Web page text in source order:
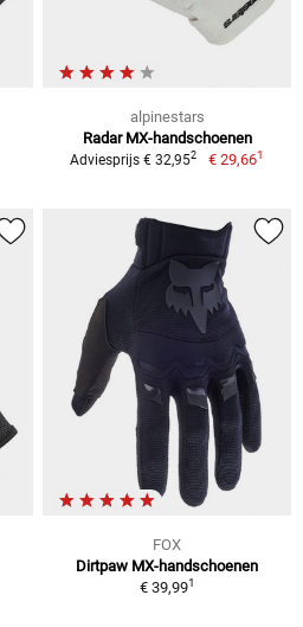
alpinestars
Radar MX-handschoenen
Adviesprijs € 32,952 € 29,661
FOX
Dirtpaw MX-handschoenen
€ 39,991